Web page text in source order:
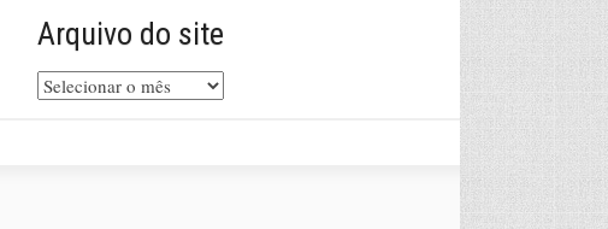
Arquivo do site
Arquivo
do